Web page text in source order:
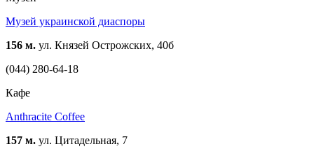
Музей украинской диаспоры
156 м. ул. Князей Острожских, 40б
(044) 280-64-18
Кафе
Anthracite Coffee
157 м. ул. Цитадельная, 7